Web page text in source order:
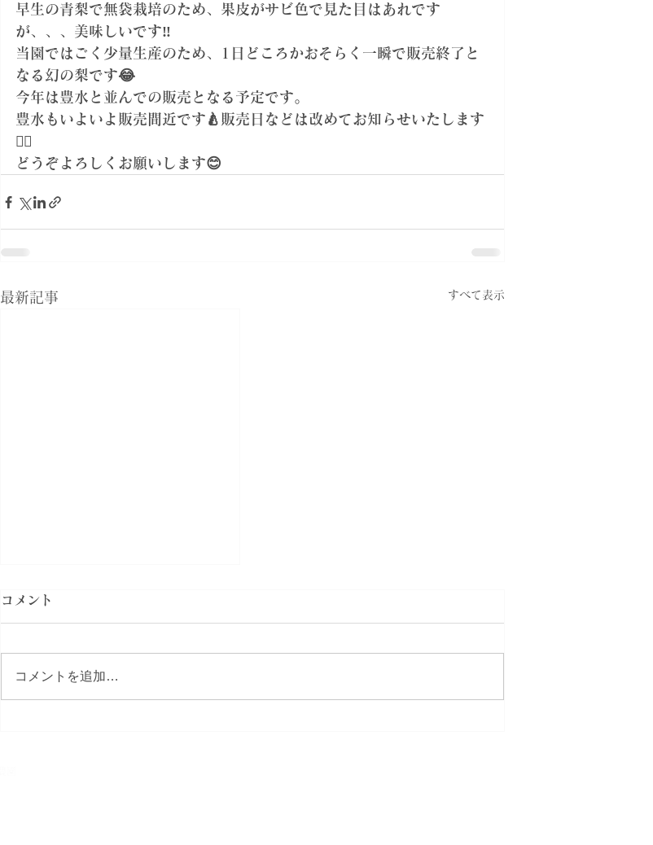
早生の青梨で無袋栽培のため、果皮がサビ色で見た目はあれです
が、、、美味しいです‼️
当園ではごく少量生産のため、1日どころかおそらく一瞬で販売終了と
なる幻の梨です😂
今年は豊水と並んでの販売となる予定です。
豊水もいよいよ販売間近です🍐販売日などは改めてお知らせいたします
🙇‍♀️
どうぞよろしくお願いします😊
最新記事 すべて表示
コメント
コメントを追加…